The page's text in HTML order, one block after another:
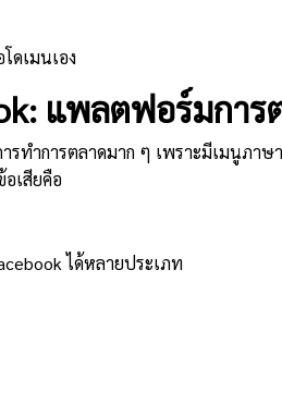
ดเมนเอง
แพลตฟอร์มกา
ำการตลาดมาก ๆ เพราะมีเมนูภาษ
เสียคือ
ได้หลายประเภท